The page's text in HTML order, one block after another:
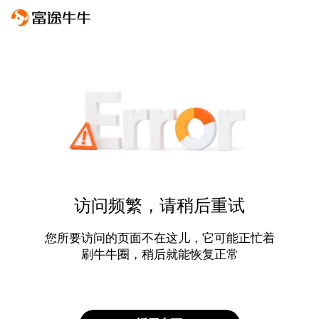
访问频繁，请稍后重试
您所要访问的页面不在这儿，它可能正忙着
刷牛牛圈，稍后就能恢复正常